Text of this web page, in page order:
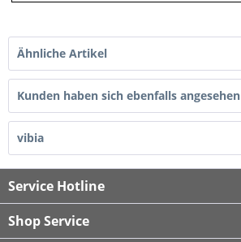
Ähnliche Artikel
Kunden haben sich ebenfalls angesehen
vibia
Service Hotline
Shop Service